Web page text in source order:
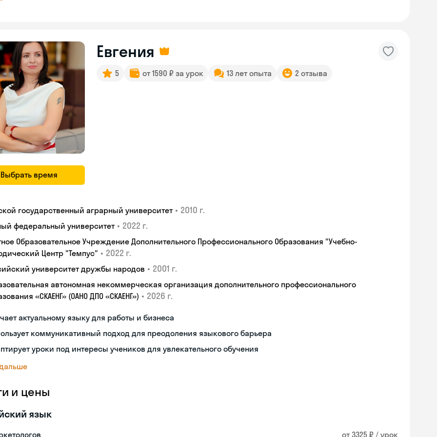
Выбрать время
Евгения
5 от 1590 ₽ за урок 13 лет опыта 2 отзыва
государственный аграрный университет • 2010 г.
федеральный университет • 2022 г.
Образовательное Учреждение Дополнительного Профессионального Образования "Учебно-
Центр "Темпус" • 2022 г.
университет дружбы народов • 2001 г.
автономная некоммерческая организация дополнительного профессионального
«СКАЕНГ» (ОАНО ДПО «СКАЕНГ») • 2026 г.
актуальному языку для работы и бизнеса
коммуникативный подход для преодоления языкового барьера
уроки под интересы учеников для увлекательного обучения
и цены
язык
от 3325 ₽ / урок